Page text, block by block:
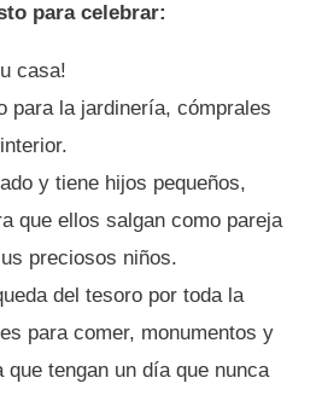
para celebrar:
casa!
para la jardinería, cómprales
y tiene hijos pequeños,
que ellos salgan como pareja
preciosos niños.
del tesoro por toda la
para comer, monumentos y
tengan un día que nunca